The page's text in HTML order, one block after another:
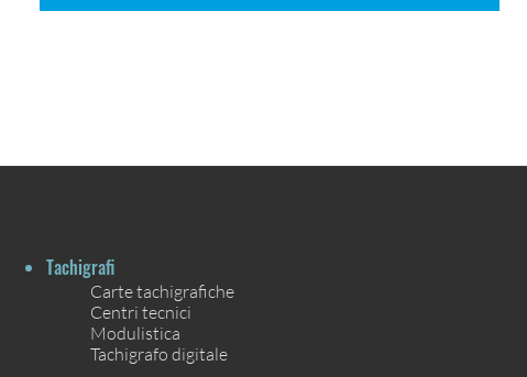
Tachigrafi
Carte tachigrafiche
Centri tecnici
Modulistica
Tachigrafo digitale